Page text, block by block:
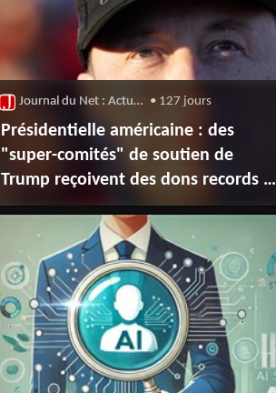
Journal du Net : Actualité du Capital-Risque • 127 jours
Présidentielle américaine : des
"super-comités" de soutien de
Trump reçoivent des dons records du
secteur de la Tech